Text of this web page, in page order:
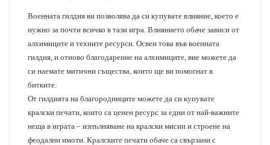
Военната гилдия ви позволява да си купувате влияние, което е
нужно за почти всичко в тази игра. Влиянието обаче зависи от
алхимиците и техните ресурси. Освен това във военната
гилдия, и отново благодарение на алхимиците, вие можете да
си наемате митични същества, които ще ви помогнат в
битките.
От гилдията на благородниците можете да си купувате
кралски печати, които са ценен ресурс за едни от най-важните
неща в играта – изпълняване на кралски мисии и строене на
феодални имоти. Кралските печати обаче са свързани с